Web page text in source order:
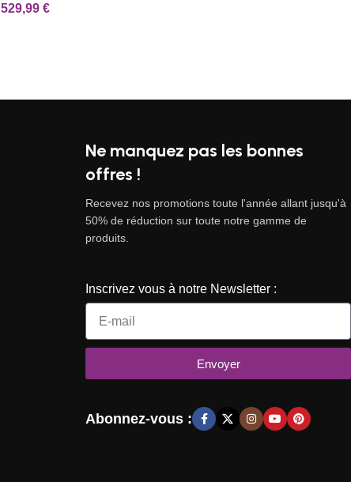
529,99 €
Ne manquez pas les bonnes
offres !
Recevez nos promotions toute l'année allant jusqu'à
50% de réduction sur toute notre gamme de
produits.
Inscrivez vous à notre Newsletter :
Envoyer
Abonnez-vous :